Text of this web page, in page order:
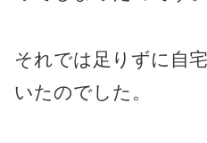
それでは足りずに自
いたのでした。